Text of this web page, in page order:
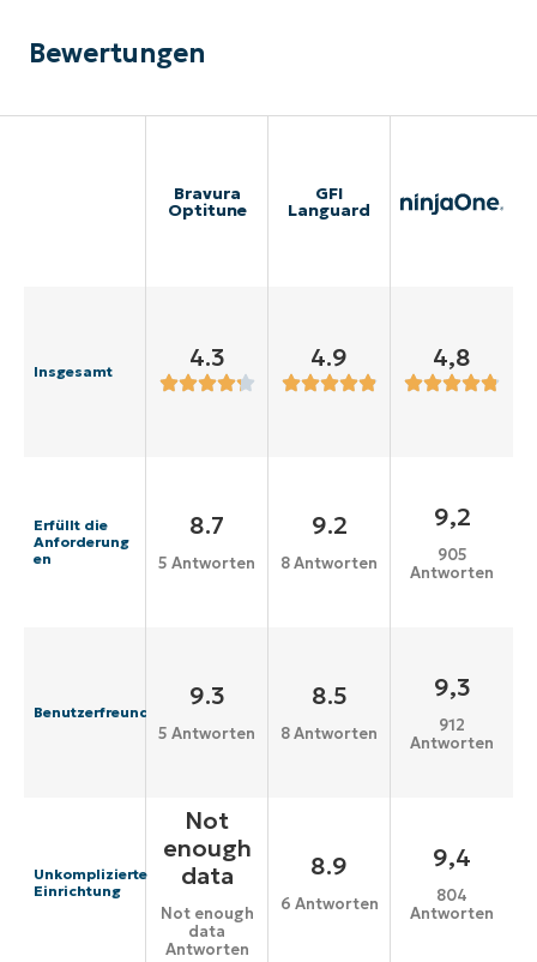
Bewertungen
Bravura
Optitune
GFI
Languard
Insgesamt 4.3 4.9 4,8
Erfüllt die
Anforderung
en
8.7
5 Antworten
9.2
8 Antworten
9,2
905
Antworten
Benutzerfreundlichkeit
9.3
5 Antworten
8.5
8 Antworten
9,3
912
Antworten
Unkomplizierte
Einrichtung
Not
enough
data
Not enough
data
Antworten
8.9
6 Antworten
9,4
804
Antworten